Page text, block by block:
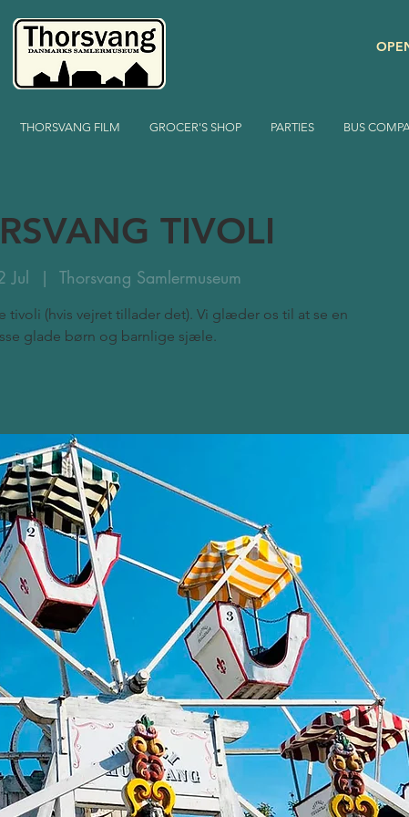
THORSVANG FILM GROCER'S SHOP PARTIES BUS
TIVOLI
Jul
  |
Thorsvang Samlermuseum
tivoli (hvis vejret tillader det). Vi glæder os til at se en
glade børn og barnlige sjæle.